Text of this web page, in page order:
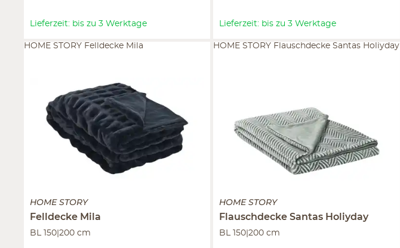
Lieferzeit: bis zu 3 Werktage Lieferzeit: bis zu 3 Werktage
HOME STORY
Felldecke Mila
BL 150|200 cm
HOME STORY Felldecke Mila
HOME STORY
FlauschdeckeSantas Holiyday
BL 150|200 cm
HOME STORY Flauschdecke Santas Holiyday